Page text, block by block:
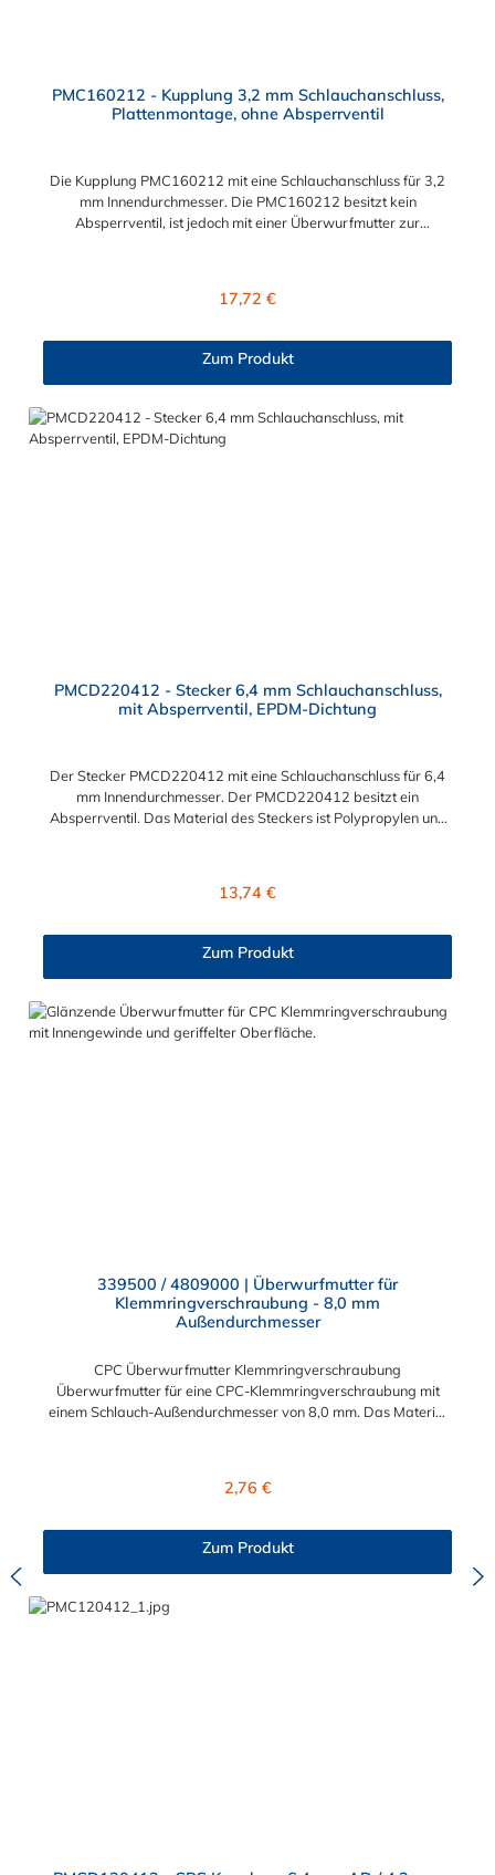
PMC160212 - Kupplung 3,2 mm Schlauchanschluss,
Plattenmontage, ohne Absperrventil
Die Kupplung PMC160212 mit eine Schlauchanschluss für 3,2
mm Innendurchmesser. Die PMC160212 besitzt kein
Absperrventil, ist jedoch mit einer Überwurfmutter zur
Steckern der PMC-, PMC12- und MC- Serie kombinieren.
Regulärer Preis:
17,72 €
Zum Produkt
PMCD220412 - Stecker 6,4 mm Schlauchanschluss,
mit Absperrventil, EPDM-Dichtung
Der Stecker PMCD220412 mit eine Schlauchanschluss für 6,4
mm Innendurchmesser. Der PMCD220412 besitzt ein
Absperrventil. Das Material des Steckers ist Polypropylen und
und MC- Serie kombinieren.
Regulärer Preis:
13,74 €
Zum Produkt
339500 / 4809000 | Überwurfmutter für
Klemmringverschraubung - 8,0 mm
Außendurchmesser
CPC Überwurfmutter Klemmringverschraubung
Überwurfmutter für eine CPC-Klemmringverschraubung mit
einem Schlauch-Außendurchmesser von 8,0 mm. Das Material
Regulärer Preis:
2,76 €
Zum Produkt